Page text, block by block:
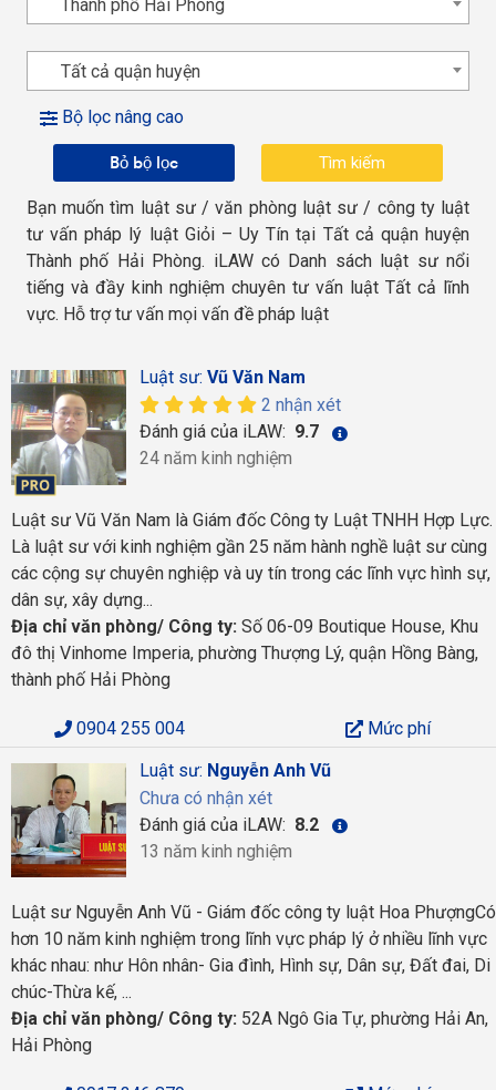
Thành phố Hải Phòng
Tất cả quận huyện
Bộ lọc nâng cao
Bỏ bộ lọc
Bạn muốn tìm luật sư / văn phòng luật sư / công ty luật
tư vấn pháp lý luật Giỏi – Uy Tín tại Tất cả quận huyện
Thành phố Hải Phòng. iLAW có Danh sách luật sư nổi
tiếng và đầy kinh nghiệm chuyên tư vấn luật Tất cả lĩnh
vực. Hỗ trợ tư vấn mọi vấn đề pháp luật
Luật sư: Vũ Văn Nam
2 nhận xét
Đánh giá của iLAW: 9.7
24 năm kinh nghiệm
Luật sư Vũ Văn Nam là Giám đốc Công ty Luật TNHH Hợp Lực.
Là luật sư với kinh nghiệm gần 25 năm hành nghề luật sư cùng
các cộng sự chuyên nghiệp và uy tín trong các lĩnh vực hình sự,
dân sự, xây dựng...
Địa chỉ văn phòng/ Công ty: Số 06-09 Boutique House, Khu
đô thị Vinhome Imperia, phường Thượng Lý, quận Hồng Bàng,
thành phố Hải Phòng
0904 255 004
Mức phí
Luật sư: Nguyễn Anh Vũ
Chưa có nhận xét
Đánh giá của iLAW: 8.2
13 năm kinh nghiệm
Luật sư Nguyễn Anh Vũ - Giám đốc công ty luật Hoa PhượngCó
hơn 10 năm kinh nghiệm trong lĩnh vực pháp lý ở nhiều lĩnh vực
khác nhau: như Hôn nhân- Gia đình, Hình sự, Dân sự, Đất đai, Di
chúc-Thừa kế, ...
Địa chỉ văn phòng/ Công ty: 52A Ngô Gia Tự, phường Hải An,
Hải Phòng